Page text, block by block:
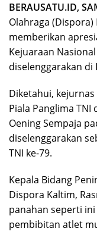
BERAUSATU.ID,
Olahraga
memberikan
Kejuaraan
diselenggarakan di
Diketahui,
Piala Panglima
Oening Sempaja
diselenggarakan
TNI ke-79.
Kepala Bidang
Dispora Kaltim,
panahan seperti
pembibitan atlet